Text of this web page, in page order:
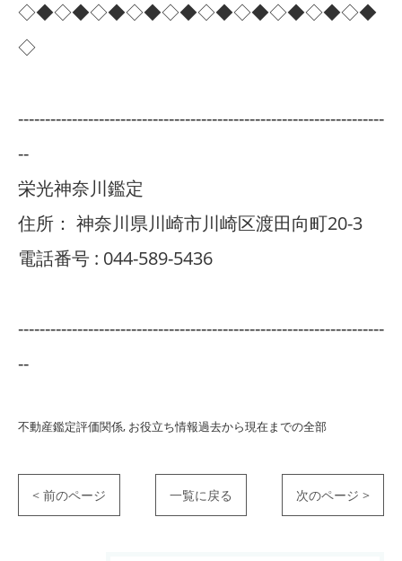
◇◆◇◆◇◆◇◆◇◆◇◆◇◆◇◆◇◆◇◆
◇
--------------------------------------------------------------------
--
栄光神奈川鑑定
住所： 神奈川県川崎市川崎区渡田向町20-3
電話番号 : 044-589-5436
--------------------------------------------------------------------
--
不動産鑑定評価関係 お役立ち情報過去から現在までの全部
< 前のページ 一覧に戻る 次のページ >